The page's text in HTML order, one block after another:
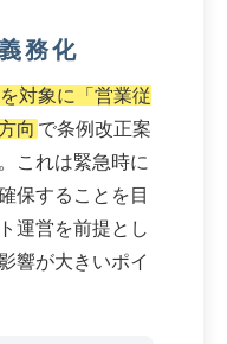
務化
対象に「営業従
向 で条例改正案
これは緊急時に
保することを目
運営を前提とし
響が大きいポイ